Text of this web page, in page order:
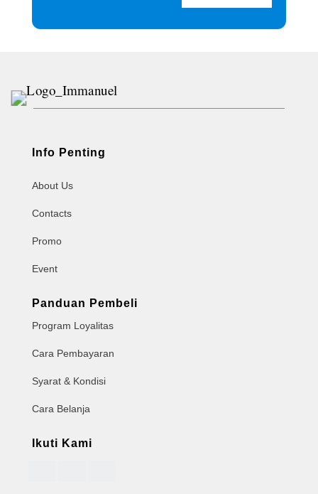
Info Penting
About Us
Contacts
Promo
Event
Panduan Pembeli
Program Loyalitas
Cara Pembayaran
Syarat & Kondisi
Cara Belanja
Ikuti Kami